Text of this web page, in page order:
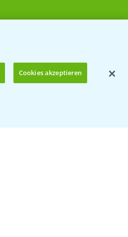
Cookies akzeptieren